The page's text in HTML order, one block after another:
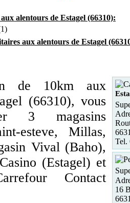
alentours de Estagel (66310):
aux alentours de Estagel
de 10km aux
(66310), vous
3 magasins
esteve, Millas,
Vival (Baho),
(Estagel) et
Contact
Tel.
16